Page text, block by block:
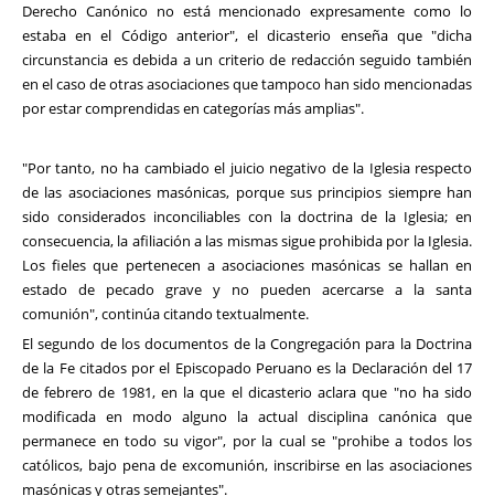
Derecho Canónico no está mencionado expresamente como lo
estaba en el Código anterior", el dicasterio enseña que "dicha
circunstancia es debida a un criterio de redacción seguido también
en el caso de otras asociaciones que tampoco han sido mencionadas
por estar comprendidas en categorías más amplias".
"Por tanto, no ha cambiado el juicio negativo de la Iglesia respecto
de las asociaciones masónicas, porque sus principios siempre han
sido considerados inconciliables con la doctrina de la Iglesia; en
consecuencia, la afiliación a las mismas sigue prohibida por la Iglesia.
Los fieles que pertenecen a asociaciones masónicas se hallan en
estado de pecado grave y no pueden acercarse a la santa
comunión", continúa citando textualmente.
El segundo de los documentos de la Congregación para la Doctrina
de la Fe citados por el Episcopado Peruano es la Declaración del 17
de febrero de 1981, en la que el dicasterio aclara que "no ha sido
modificada en modo alguno la actual disciplina canónica que
permanece en todo su vigor", por la cual se "prohibe a todos los
católicos, bajo pena de excomunión, inscribirse en las asociaciones
masónicas y otras semejantes".